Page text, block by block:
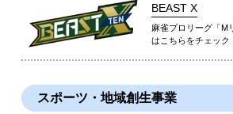
BEAST X
麻雀プロリーグ「M
はこちらをチェック
スポーツ・地域創生事業